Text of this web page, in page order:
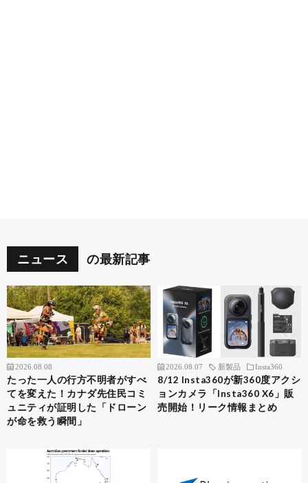
ニュース の最新記事
2026.08.08
たった一人の行方不明者がすべ
てを変えた！カナダ先住民コミ
ュニティが証明した「ドローン
が命を救う瞬間」
2026.08.07 新製品 Insta360
8/12 Insta360が新360度アクシ
ョンカメラ「Insta360 X6」販
売開始！リーク情報まとめ